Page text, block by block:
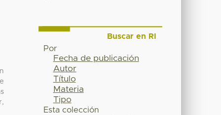
Buscar en RI
Por
Fecha de publicación
Autor
Título
Materia
Tipo
Esta colección